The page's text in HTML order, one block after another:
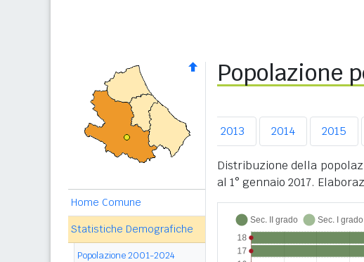
Home Comune
Statistiche Demografiche
Popolazione 2001-2024
Popolazione
2010 2011 2012 2013 2014 2015
Distribuzione della
al 1° gennaio 2017.